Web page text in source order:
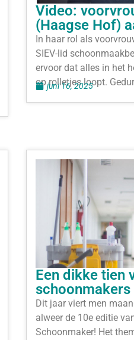
Video:
(Haagse Hof)
In haar rol als
SIEV-lid
ervoor dat alles in het
op rolletjes loopt.
juni 16, 2025
Een dikke tien
schoonmakers
Dit jaar viert men
alweer de 10e editie
Schoonmaker! Het